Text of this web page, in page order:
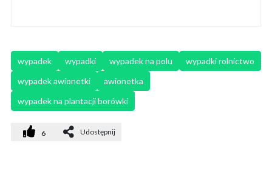
wypadek wypadki wypadek na polu
wypadki rolnictwo
wypadek awionetki
awionetka
wypadek na plantacji borówki
6 Udostępnij